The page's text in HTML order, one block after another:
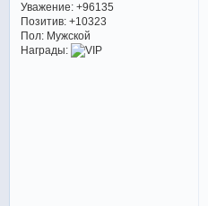
Уважение: +96135
Позитив: +10323
Пол:Мужской
Награды: